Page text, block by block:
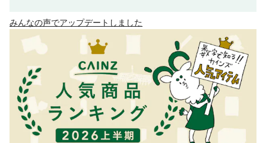
みんなの声でアップデートしました